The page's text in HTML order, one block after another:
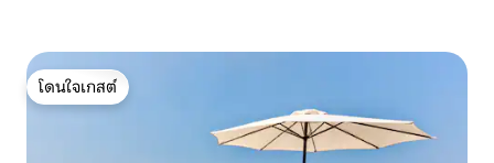
โดนใจเกสต์
โดนใจเกสต์